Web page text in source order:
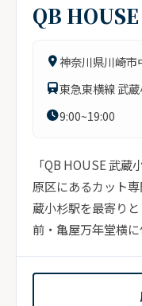
QB
神奈川県川崎市
東急東横線 武
9:00~19:00
「QB HOUSE 武
原区にあるカット
蔵小杉駅を最寄り
前・亀屋万年堂横